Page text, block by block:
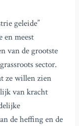
geleide”
en meest
van de grootste
sector.
ze willen zien
van kracht
de heffing en de